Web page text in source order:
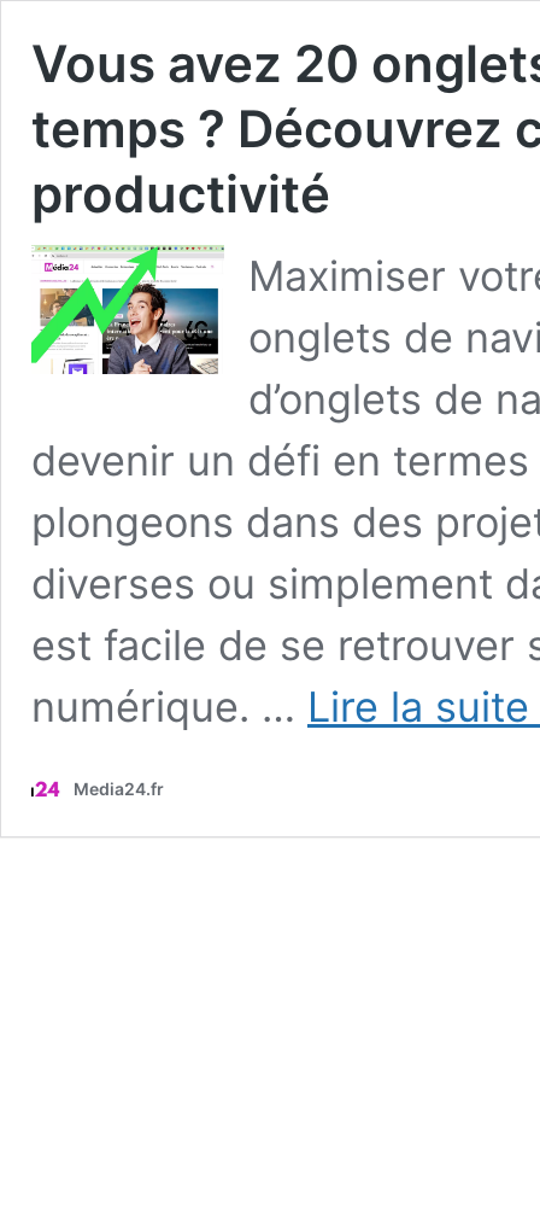
Vous avez 20
temps ? Découvrez
productivité
Maximiser
onglets de
d’onglets de
devenir un défi en
plongeons dans des
diverses ou simplement
est facile de se retrouver
numérique. … Lire la
Media24.fr